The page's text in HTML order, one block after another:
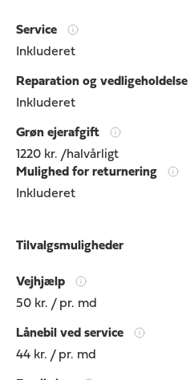
Service
Inkluderet
Reparation og vedligeholdelse
Inkluderet
Grøn ejerafgift
1220 kr. /halvårligt
Mulighed for returnering
Inkluderet
Tilvalgsmuligheder
Vejhjælp
50 kr. / pr. md
Lånebil ved service
44 kr. / pr. md